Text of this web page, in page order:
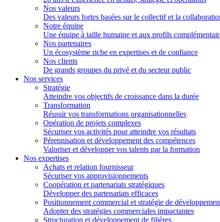
Nos valeurs
Des valeurs fortes basées sur le collectif et la
Notre équipe
Une équipe à taille humaine et aux profils
Nos partenaires
Un écosystème riche en expertises et de confiance
Nos clients
De grands groupes du privé et du secteur public
Nos services
Stratégie
Atteindre vos objectifs de croissance dans la durée
Transformation
Réussir vos transformations organisationnelles
Opération de projets complexes
Sécuriser vos activités pour atteindre vos résultats
Pérennisation et développement des compétences
Valoriser et développer vos talents par la formation
Nos expertises
Achats et relation fournisseur
Sécuriser vos approvisionnements
Coopération et partenariats stratégiques
Développer des partenariats efficaces
Positionnement commercial et stratégie de
Adopter des stratégies commerciales impactantes
Structuration et développement de filières